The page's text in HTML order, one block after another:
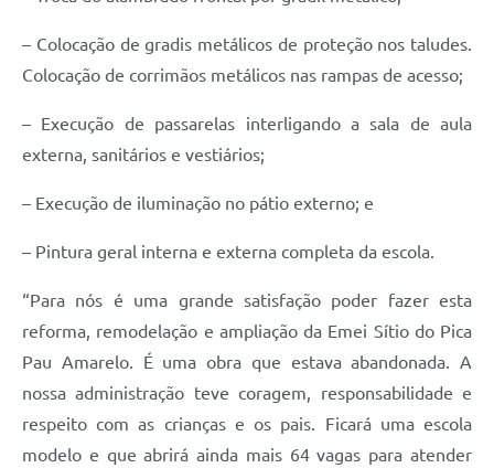
– Colocação de gradis metálicos de proteção nos taludes.
Colocação de corrimãos metálicos nas rampas de acesso;
– Execução de passarelas interligando a sala de aula
externa, sanitários e vestiários;
– Execução de iluminação no pátio externo; e
– Pintura geral interna e externa completa da escola.
“Para nós é uma grande satisfação poder fazer esta
reforma, remodelação e ampliação da Emei Sítio do Pica
Pau Amarelo. É uma obra que estava abandonada. A
nossa administração teve coragem, responsabilidade e
respeito com as crianças e os pais. Ficará uma escola
modelo e que abrirá ainda mais 64 vagas para atender